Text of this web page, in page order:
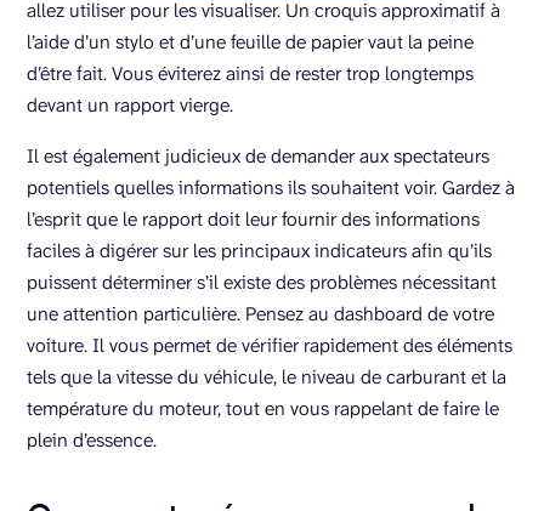
allez utiliser pour les visualiser. Un croquis approximatif à
l’aide d’un stylo et d’une feuille de papier vaut la peine
d’être fait. Vous éviterez ainsi de rester trop longtemps
devant un rapport vierge.
Il est également judicieux de demander aux spectateurs
potentiels quelles informations ils souhaitent voir. Gardez à
l’esprit que le rapport doit leur fournir des informations
faciles à digérer sur les principaux indicateurs afin qu’ils
puissent déterminer s’il existe des problèmes nécessitant
une attention particulière. Pensez au dashboard de votre
voiture. Il vous permet de vérifier rapidement des éléments
tels que la vitesse du véhicule, le niveau de carburant et la
température du moteur, tout en vous rappelant de faire le
plein d’essence.